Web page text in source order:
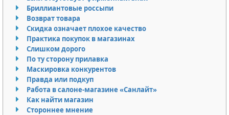
Уход за ногтями
Макияж
СПА процедуры
Парфюмерия
Прически
Отказ от ответственности
Бриллиантовые россыпи
Возврат товара
Скидка означает плохое качество
Практика покупок в магазинах
Слишком дорого
По ту сторону прилавка
Маскировка конкурентов
Правда или подкуп
Работа в салоне-магазине «Санлайт»
Как найти магазин
Стороннее мнение